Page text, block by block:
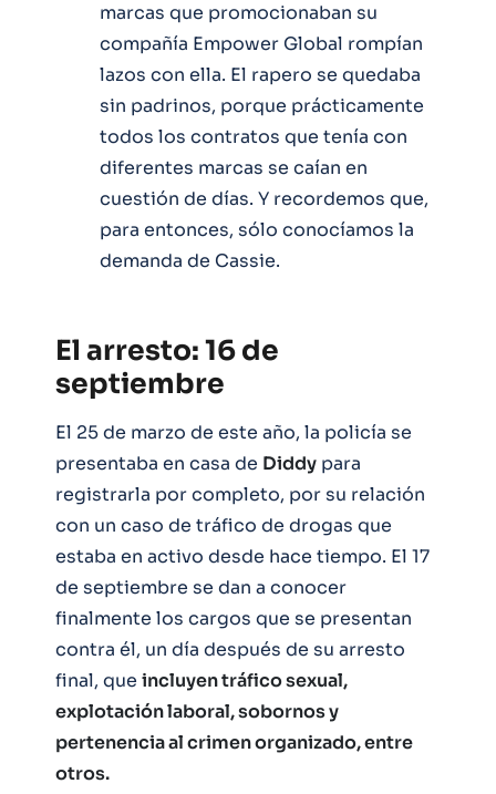
marcas que promocionaban su
compañía Empower Global rompían
lazos con ella. El rapero se quedaba
sin padrinos, porque prácticamente
todos los contratos que tenía con
diferentes marcas se caían en
cuestión de días. Y recordemos que,
para entonces, sólo conocíamos la
demanda de Cassie.
El arresto: 16 de
septiembre
El 25 de marzo de este año, la policía se
presentaba en casa de Diddy para
registrarla por completo, por su relación
con un caso de tráfico de drogas que
estaba en activo desde hace tiempo. El 17
de septiembre se dan a conocer
finalmente los cargos que se presentan
contra él, un día después de su arresto
final, que incluyen tráfico sexual,
explotación laboral, sobornos y
pertenencia al crimen organizado, entre
otros.